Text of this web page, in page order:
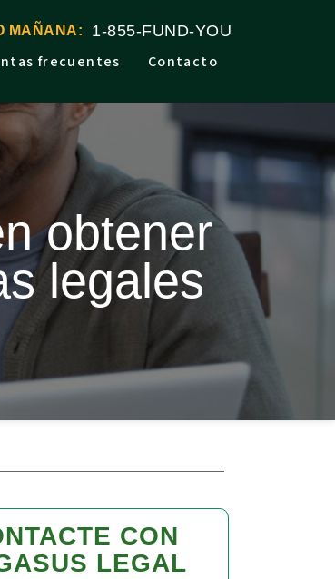
MAÑANA: 1-855-FUND-YOU
frecuentes Contacto
obtener
legales
CON
LEGAL